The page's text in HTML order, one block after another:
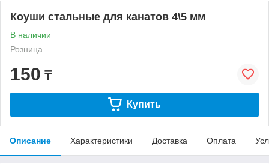
Коуши стальные для канатов 4\5 мм
В наличии
Розница
150 ₸
Купить
Описание Характеристики Доставка Оплата